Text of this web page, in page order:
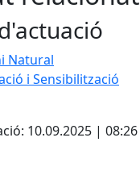
Natural
i Sensibilització
10.09.2025 | 08:26